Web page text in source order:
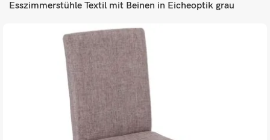
Esszimmerstühle Textil mit Beinen in Eicheoptik grau